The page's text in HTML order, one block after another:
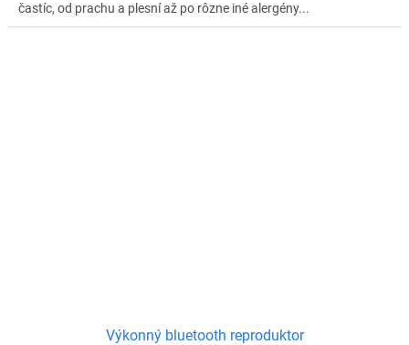
častíc, od prachu a plesní až po rôzne iné alergény...
Výkonný bluetooth reproduktor